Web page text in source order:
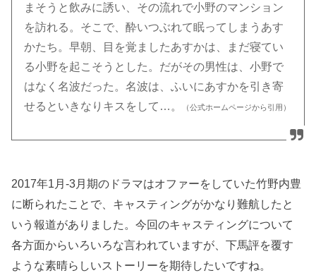
まそうと飲みに誘い、その流れで小野のマンション
を訪れる。そこで、酔いつぶれて眠ってしまうあす
かたち。早朝、目を覚ましたあすかは、まだ寝てい
る小野を起こそうとした。だがその男性は、小野で
はなく名波だった。名波は、ふいにあすかを引き寄
せるといきなりキスをして…。
（公式ホームページから引用）
2017年1月-3月期のドラマはオファーをしていた竹野内豊
に断られたことで、キャスティングがかなり難航したと
いう報道がありました。今回のキャスティングについて
各方面からいろいろな言われていますが、下馬評を覆す
ような素晴らしいストーリーを期待したいですね。